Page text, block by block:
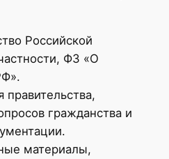
Российской
ФЗ «О
правительства,
гражданства и
материалы,